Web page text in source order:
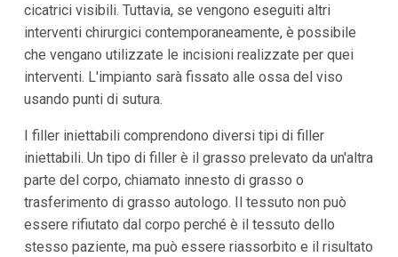
cicatrici visibili. Tuttavia, se vengono eseguiti altri
interventi chirurgici contemporaneamente, è possibile
che vengano utilizzate le incisioni realizzate per quei
interventi. L'impianto sarà fissato alle ossa del viso
usando punti di sutura.
I filler iniettabili comprendono diversi tipi di filler
iniettabili. Un tipo di filler è il grasso prelevato da un'altra
parte del corpo, chiamato innesto di grasso o
trasferimento di grasso autologo. Il tessuto non può
essere rifiutato dal corpo perché è il tessuto dello
stesso paziente, ma può essere riassorbito e il risultato